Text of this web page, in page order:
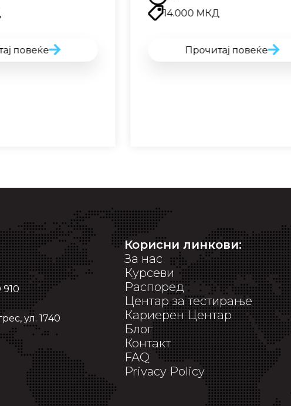
Прочитај повеќе
14.000
Прочитај
910
ул. 1740
Корисни линкови:
За нас
Курсеви
Распоред
Центар за тестирање
Кариерен Центар
Блог
Контакт
FAQ
Privacy Policy